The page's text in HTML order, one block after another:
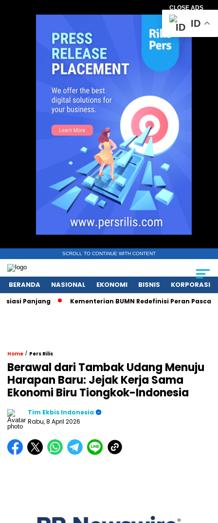
CLOSE ADS
SCROLL TO CONTINUE WITH CONTENT
BERANDA NASIONAL EKONOMI BISNIS KORPORASI
Panjang Kementerian BUMN Redefinisi Peran Pasca
Home / Pers Rilis
Berawal dari Tambak Udang Menuju
Harapan Baru: Jejak Kerja Sama
Ekonomi Biru Tiongkok-Indonesia
Tim Ekbis Indonesia
Rabu, 8 April 2026
ID